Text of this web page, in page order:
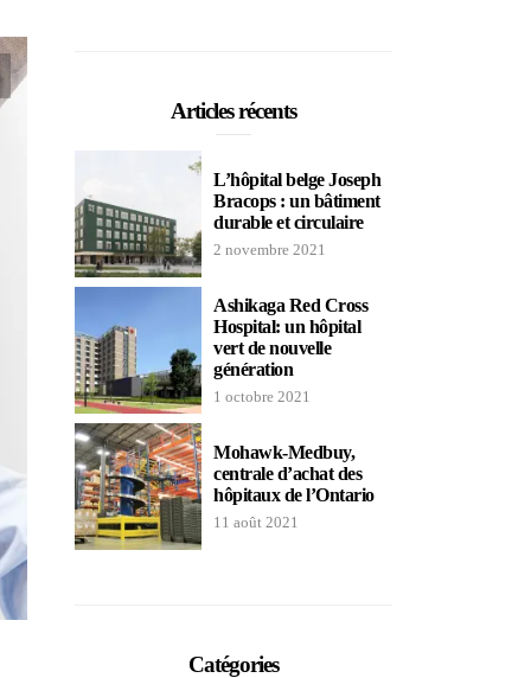
Articles récents
L’hôpital belge Joseph
Bracops : un bâtiment
durable et circulaire
2 novembre 2021
Ashikaga Red Cross
Hospital: un hôpital
vert de nouvelle
génération
1 octobre 2021
Mohawk-Medbuy,
centrale d’achat des
hôpitaux de l’Ontario
11 août 2021
Catégories